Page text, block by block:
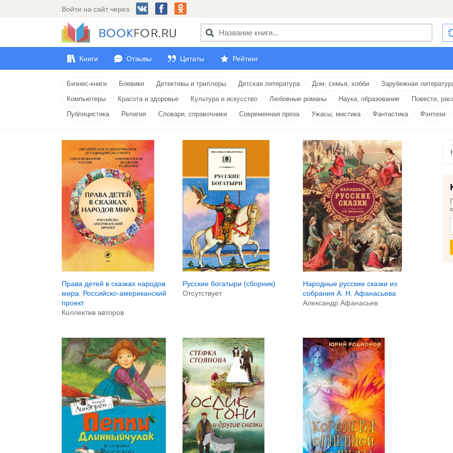
Войти на сайт через:
Книги Отзывы Цитаты Рейтинг
Бизнес-книги Боевики Детективы и триллеры Детская литература Дом, семья, хобби Зарубежная
Компьютеры
Красота и здоровье Культура и искусство Любовные романы Наука, образование Повести,
Публицистика
Религия Словари, справочники Современная проза Ужасы, мистика Фантастика Фэнтези
Права детей в сказках народов
мира. Российско-американский
проект
Коллектив авторов
Русские богатыри (сборник)
Отсутствует
Народные русские сказки из
собрания А. Н. Афанасьева
Александр Афанасьев